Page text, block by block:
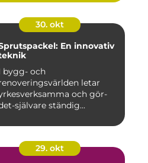
30. okt
En innovativ
bygg- och
letar
och gör-
självare ständig...
29. okt